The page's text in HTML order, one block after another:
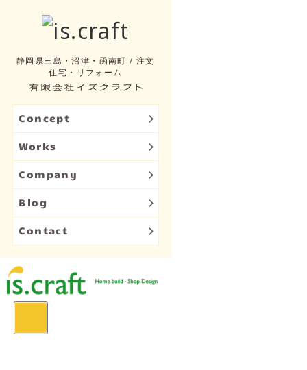
静岡県三島・沼津・函南町 / 注文
住宅・リフォーム
Concept
Works
Company
Blog
Contact